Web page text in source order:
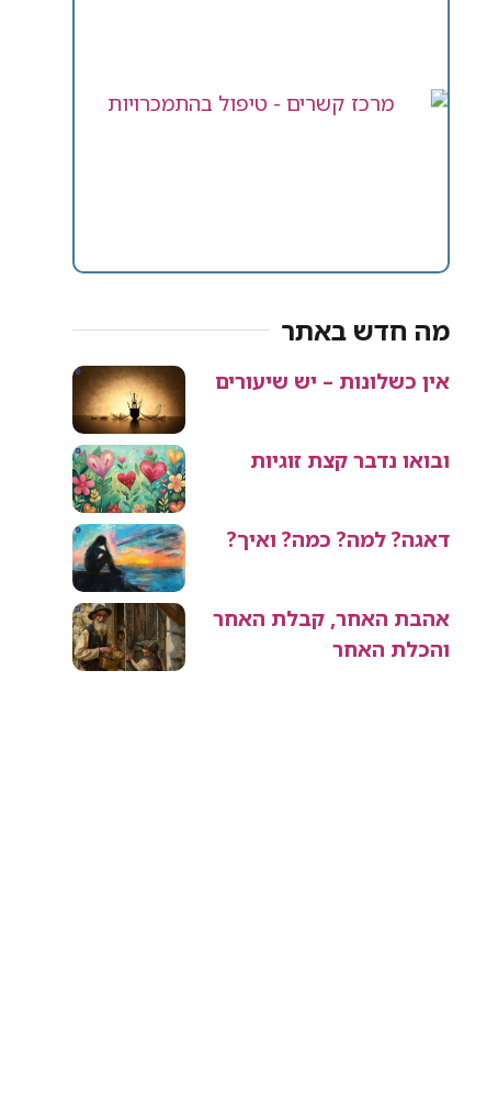
מה חדש באתר
אין כשלונות – יש שיעורים
ובואו נדבר קצת זוגיות
דאגה? למה? כמה? ואיך?
אהבת האחר, קבלת האחר
והכלת האחר